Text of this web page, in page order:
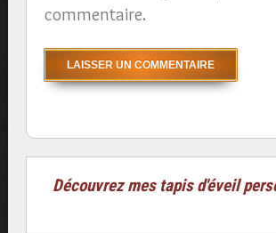
commentaire.
Découvrez mes tapis d'éveil